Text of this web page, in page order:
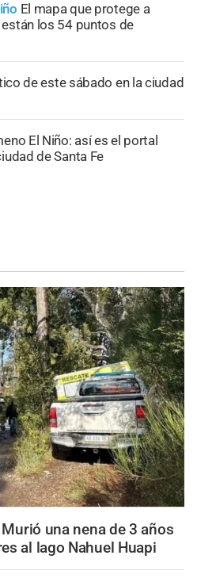
El mapa que protege a
los 54 puntos de
de este sábado en la ciudad
El Niño: así es el portal
de Santa Fe
Murió una nena de 3 años
al lago Nahuel Huapi